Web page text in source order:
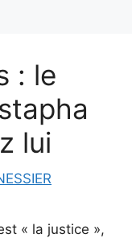
: le
lui
« la justice »,